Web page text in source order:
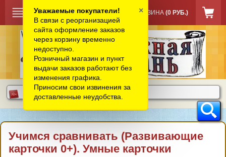
КОРЗИНА (0 РУБ.)
Учимся сравнивать (Развивающие
карточки 0+). Умные карточки
Уважаемые покупатели!
В связи с реорганизацией
сайта оформление заказов
через корзину временно
недоступно.
Розничный магазин и пункт
выдачи заказов работают без
изменения графика.
Приносим свои извинения за
доставленные неудобства.
×